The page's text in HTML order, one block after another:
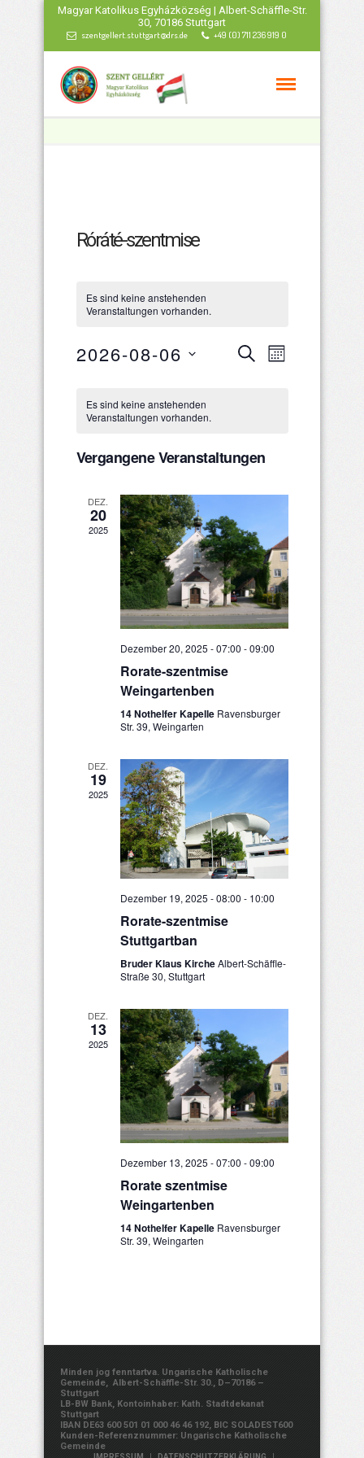
Magyar Katolikus Egyházközség | Albert-Schäffle-Str.
30, 70186 Stuttgart
szentgellert.stuttgart@drs.de +49 (0) 711 236 919 0
Róráté-szentmise
Es sind keine anstehenden
Veranstaltungen vorhanden.
Suche
Monat
2026-08-06
Kalender
von
Veranstaltungen
Es sind keine anstehenden
Veranstaltungen vorhanden.
Vergangene Veranstaltungen
DEZ.
20
2025
Dezember 20, 2025 - 07:00 -09:00
Rorate-szentmise
Weingartenben
14 Nothelfer Kapelle Ravensburger
Str. 39, Weingarten
DEZ.
19
2025
Dezember 19, 2025 - 08:00 - 10:00
Rorate-szentmise
Stuttgartban
Bruder Klaus KircheAlbert-Schäffle-
Straße 30, Stuttgart
DEZ.
13
2025
Dezember 13, 2025 - 07:00 -09:00
Rorate szentmise
Weingartenben
14 Nothelfer Kapelle Ravensburger
Str. 39, Weingarten
Minden jog fenntartva. Ungarische Katholische
Gemeinde, Albert-Schäffle-Str. 30., D–70186 –
Stuttgart
LB-BW Bank, Kontoinhaber: Kath. Stadtdekanat
Stuttgart
IBAN DE63 600 501 01 000 46 46 192, BIC SOLADEST600
Kunden-Referenznummer: Ungarische Katholische
Gemeinde